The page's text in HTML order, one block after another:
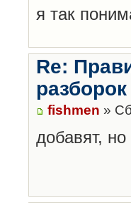
я так
Re:
разборок
fishmen »
добавят,